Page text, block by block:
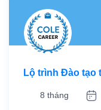
Lộ trình Đào tạo
8 tháng